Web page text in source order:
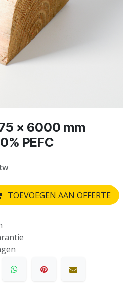
x 6000 mm
PEFC
TOEVOEGEN AAN OFFERTE